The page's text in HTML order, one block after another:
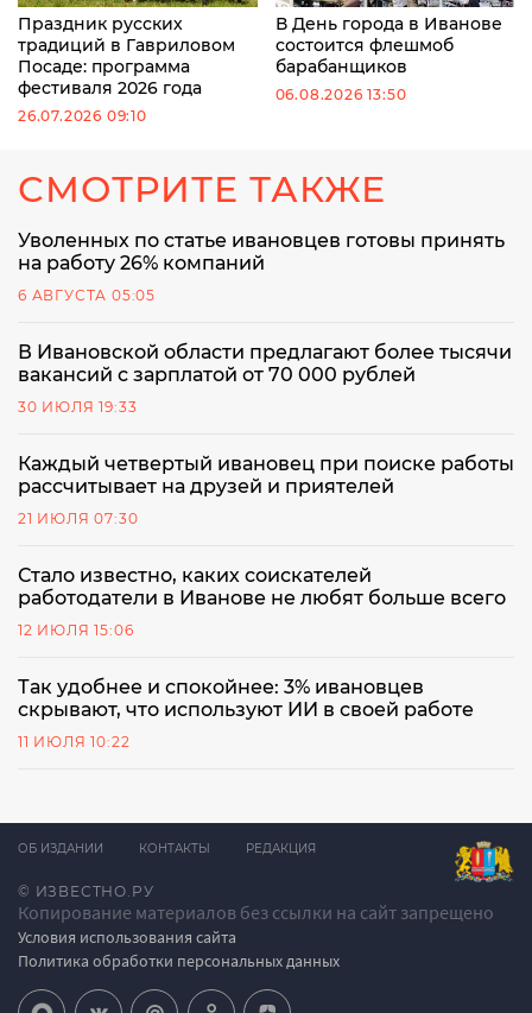
Праздник русских
традиций в Гавриловом
Посаде: программа
фестиваля 2026 года
26.07.2026 09:10
В День города в Иванове
состоится флешмоб
барабанщиков
06.08.2026 13:50
СМОТРИТЕ ТАКЖЕ
Уволенных по статье ивановцев готовы принять
на работу 26% компаний
6 АВГУСТА 05:05
В Ивановской области предлагают более тысячи
вакансий с зарплатой от 70 000 рублей
30 ИЮЛЯ 19:33
Каждый четвертый ивановец при поиске работы
рассчитывает на друзей и приятелей
21 ИЮЛЯ 07:30
Стало известно, каких соискателей
работодатели в Иванове не любят больше всего
12 ИЮЛЯ 15:06
Так удобнее и спокойнее: 3% ивановцев
скрывают, что используют ИИ в своей работе
11 ИЮЛЯ 10:22
© ИЗВЕСТНО.РУ
Копирование материалов без ссылки на сайт запрещено
Условия использования сайта
Политика обработки персональных данных
ОБ ИЗДАНИИ КОНТАКТЫ РЕДАКЦИЯ